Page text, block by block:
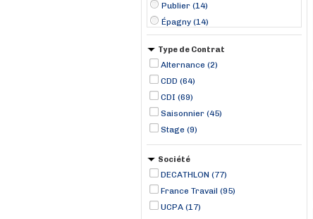
Publier (14)
Épagny (14)
Albertville (10)
Annecy (10)
Annemasse (10)
Saint-Martin-de-Belleville (10)
Thoiry (9)
Chamonix-Mont-Blanc (8)
Tignes (7)
Type de Contrat
Alternance (2)
CDD (64)
CDI (69)
Saisonnier (45)
Stage (9)
Société
DECATHLON (77)
France Travail (95)
UCPA (17)